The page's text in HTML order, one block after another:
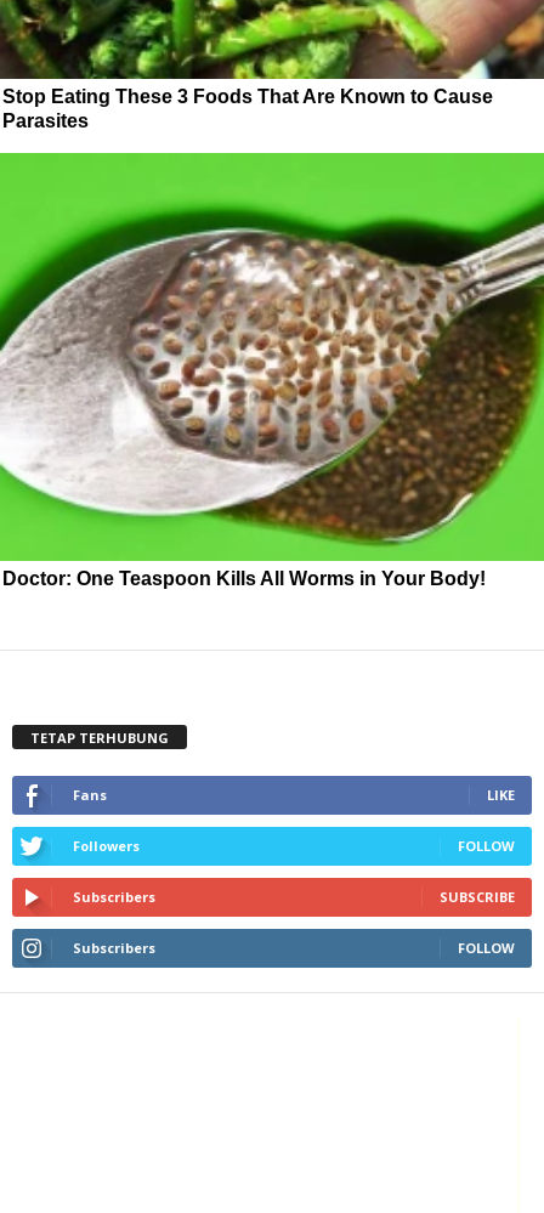
Stop Eating These 3 Foods That Are Known to Cause
Parasites
Doctor: One Teaspoon Kills All Worms in Your Body!
TETAP TERHUBUNG
Fans LIKE
Followers FOLLOW
Subscribers SUBSCRIBE
Subscribers FOLLOW